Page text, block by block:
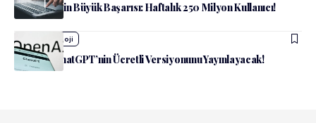
ChatGPT’nin Büyük Başarısı: Haftalık 250 Milyon Kullanıcı!
admin Teknoloji
OpenAI, ChatGPT’nin Ücretli Versiyonunu Yayınlayacak!